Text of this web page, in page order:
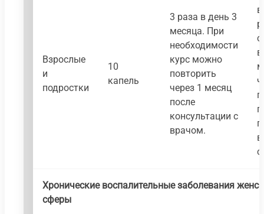
Взрослые
и
подростки
10
капель
3 раза в день 3
месяца. При
необходимости
курс можно
повторить
через 1 месяц
после
консультации с
врачом.
Хронические воспалительные заболевания
сферы